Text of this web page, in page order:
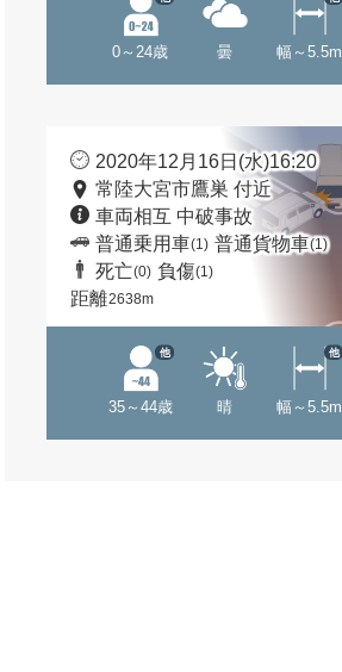
0～24歳 曇 幅～5.5m
2020年12月16日(水)16:20
常陸大宮市鷹巣 付近
車両相互 中破事故
普通乗用車(1) 普通貨物車(1)
死亡(0) 負傷(1)
距離2638m
35～44歳
他
晴 幅～5.5m
他